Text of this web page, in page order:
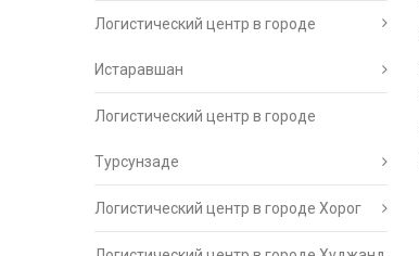
Логистический центр в городе
Истаравшан
Логистический центр в городе
Турсунзаде
Логистический центр в городе Хорог